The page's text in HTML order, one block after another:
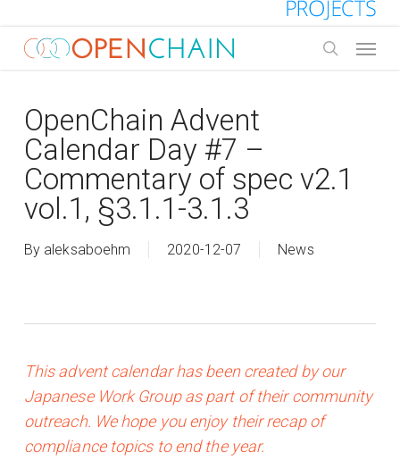
main
OpenChain Advent
Calendar Day #7 –
Commentary of spec v2.1
vol.1, §3.1.1-3.1.3
By aleksaboehm 2020-12-07 News
This advent calendar has been created by our
Japanese Work Group as part of their community
outreach. We hope you enjoy their recap of
compliance topics to end the year.